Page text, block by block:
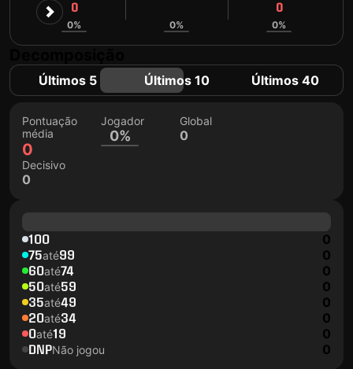
0
0% 0%
0
0%
Últimos 5 Últimos 10 Últimos 40
Pontuação
média
0
Jogador
0%
Global
0
Decisivo
0
100 0
75até99 0
60até74 0
50até59 0
35até49 0
20até34 0
0até19 0
DNPNão jogou 0